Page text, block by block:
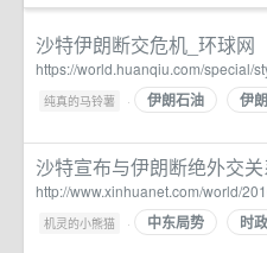
沙特伊朗断交危机_环球网
https://world.huanqiu.com/special/
纯真的马铃薯 · 伊朗石油 伊
沙特宣布与伊朗断绝外交
http://www.xinhuanet.com/world/
机灵的小熊猫 · 中东局势 时